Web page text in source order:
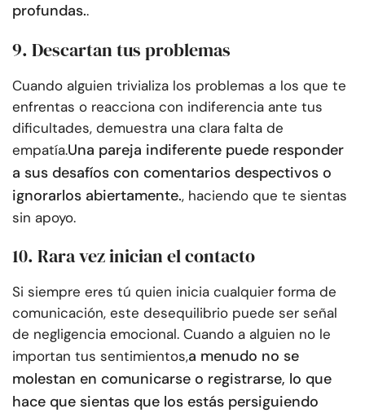
profundas..
9. Descartan tus problemas
Cuando alguien trivializa los problemas a los que te
enfrentas o reacciona con indiferencia ante tus
dificultades, demuestra una clara falta de
empatía.Una pareja indiferente puede responder
a sus desafíos con comentarios despectivos o
ignorarlos abiertamente., haciendo que te sientas
sin apoyo.
10. Rara vez inician el contacto
Si siempre eres tú quien inicia cualquier forma de
comunicación, este desequilibrio puede ser señal
de negligencia emocional. Cuando a alguien no le
importan tus sentimientos,a menudo no se
molestan en comunicarse o registrarse, lo que
hace que sientas que los estás persiguiendo